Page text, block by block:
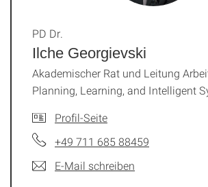
Ilche Georgievski
PD Dr.
Akademischer Rat und Leitung
Planning, Learning, and Intelligent
Profil-Seite
+49 711 685 88459
E-Mail schreiben